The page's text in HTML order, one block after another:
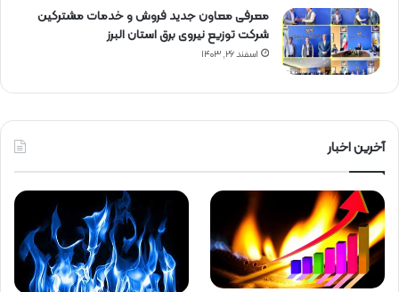
معرفی معاون جدید فروش و خدمات مشتركین
شركت توزیع نیروی برق استان البرز
اسفند ۲۶, ۱۴۰۳
آخرین اخبار